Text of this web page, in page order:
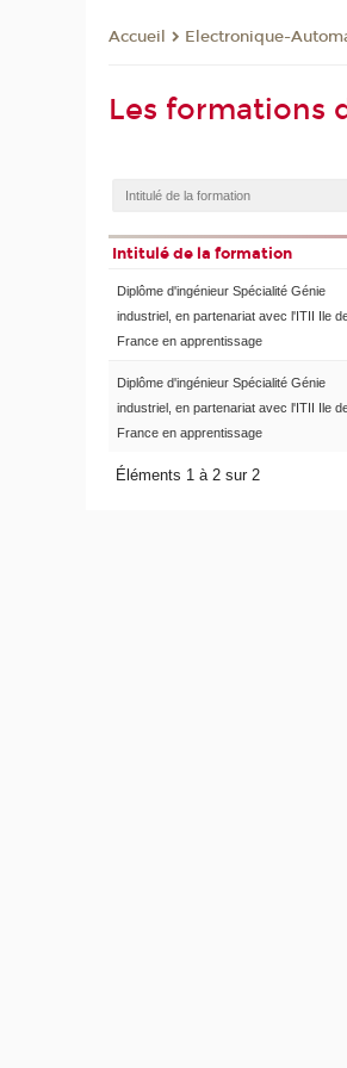
Accueil Electronique-
Les formations
Intitulé de la formation
Diplôme d'ingénieur Spécialité Génie
industriel, en partenariat avec l'ITII Ile
France en apprentissage
Diplôme d'ingénieur Spécialité Génie
industriel, en partenariat avec l'ITII Ile
France en apprentissage
Éléments 1 à 2 sur 2